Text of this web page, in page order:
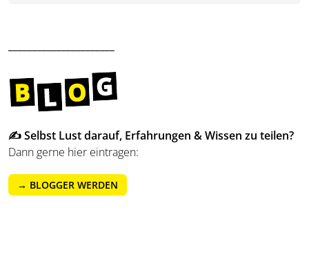
✍️ Selbst Lust darauf, Erfahrungen & Wissen zu teilen?
Dann gerne hier eintragen:
→ BLOGGER WERDEN